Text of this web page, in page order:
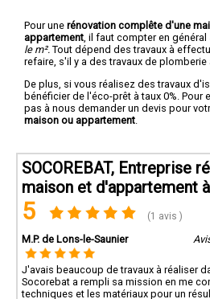
Pour une rénovation complête d'une
appartement , il faut compter en général
le m². Tout dépend des travaux à
refaire, s'il y a des travaux de plomberie
De plus, si vous réalisez des travaux
bénéficier de l'éco-prêt à taux 0%. Pour
pas à nous demander un devis pour
maison ou appartement
SOCOREBAT, Entreprise
maison et d'appartement
5 (1 avis )
M.P. de Lons-le-Saunier
J'avais beaucoup de travaux à réaliser
Socorebat a rempli sa mission en me
techniques et les matériaux pour un